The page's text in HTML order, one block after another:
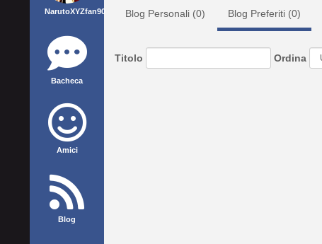
NarutoXYZfan90
Bacheca
Amici
Blog
Blog Personali (0) Blog Preferiti (0)
Titolo Ordina